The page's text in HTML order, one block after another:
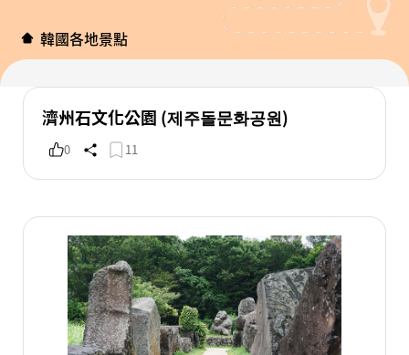
韓國各地景點
濟州石文化公園 (제주돌문화공원)
0 11